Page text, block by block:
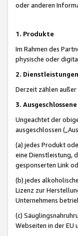
oder anderen
1. Produkte
Im Rahmen des
physische oder
2. Dienstleistungen
Derzeit zählen
3.
Ungeachtet der
ausgeschlossen
(a) jedes Produkt
eine Dienstleistung,
gesponserten Link
(b) jedes
Lizenz zur
Unternehmens
(c)
Webseiten in der EU